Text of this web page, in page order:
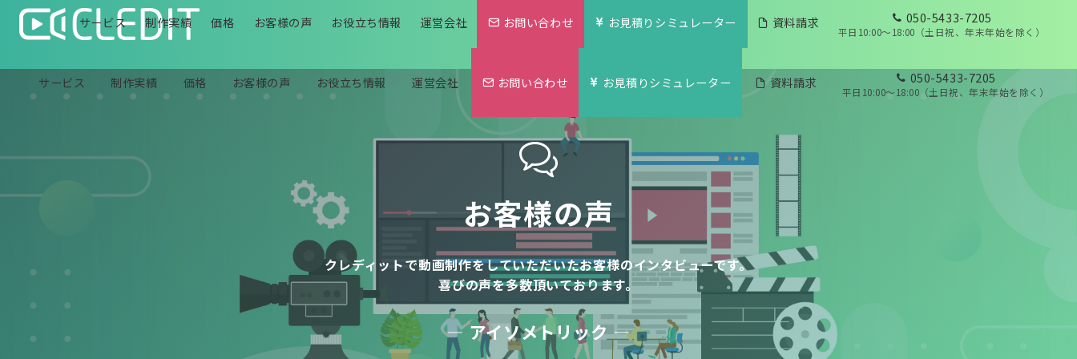
サービス 制作実績 価格 お客様の声 お役立ち情報 運営会社 お問い合わせ お見積りシミュレーター 資料請求 050-5433-7205
平日10:00～18:00（土日祝、年末年始を除く）
サービス 制作実績 価格 お客様の声 お役立ち情報 運営会社 お問い合わせ お見積りシミュレーター 資料請求 050-5433-7205
平日10:00～18:00（土日祝、年末年始を除く）
お客様の声
クレディットで動画制作をしていただいたお客様のインタビューです。
喜びの声を多数頂いております。
― アイソメトリック ―